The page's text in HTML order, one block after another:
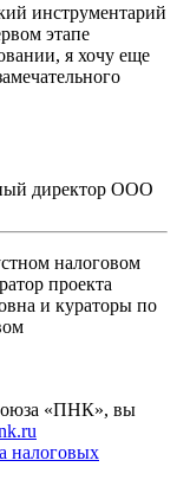
инструментарий
этапе
я хочу еще
директор ООО
налоговом
проекта
и кураторы по
«ПНК», вы
налоговых